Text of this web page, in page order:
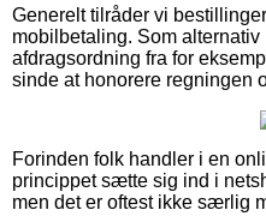
Generelt tilråder vi
mobilbetaling. Som
afdragsordning fra for
sinde at honorere regningen
Forinden folk handler i en
princippet sætte sig ind i
men det er oftest ikke særlig